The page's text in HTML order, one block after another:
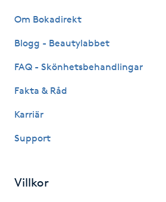
Gellack
Gellack med förstärkning
Gravidyoga
Gua Sha-massage
Om Bokadirekt
Blogg - Beautylabbet
FAQ - Skönhetsbehandlingar
Fakta & Råd
Karriär
Support
Villkor